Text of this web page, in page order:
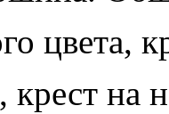
цвета,
крест